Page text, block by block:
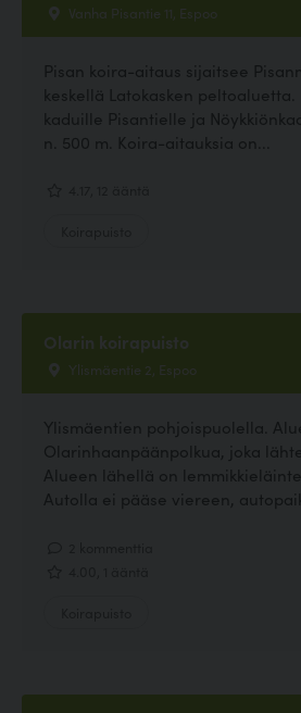
Vanha Pisantie 11, Espoo
Pisan koira-aitaus sijaitsee
keskellä Latokasken
kaduille Pisantielle ja
n. 500 m. Koira-aitauksia on...
Olarin koirapuisto
Ylismäentie 2, Espoo
Ylismäentien pohjoispuolella.
Olarinhaanpäänpolkua, joka
Alueen lähellä on
Autolla ei pääse viereen,